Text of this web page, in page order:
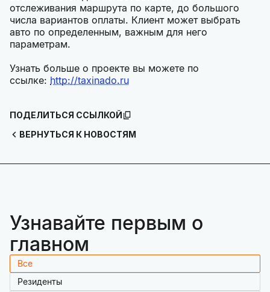
отслеживания маршрута по карте, до большого
числа вариантов оплаты. Клиент может выбрать
авто по определенным, важным для него
параметрам.
Узнать больше о проекте вы можете по
ссылке: http://taxinado.ru
ВЕРНУТЬСЯ К НОВОСТЯМ
ПОДЕЛИТЬСЯ ССЫЛКОЙ
Узнавайте первым о
главном
Все
Резиденты